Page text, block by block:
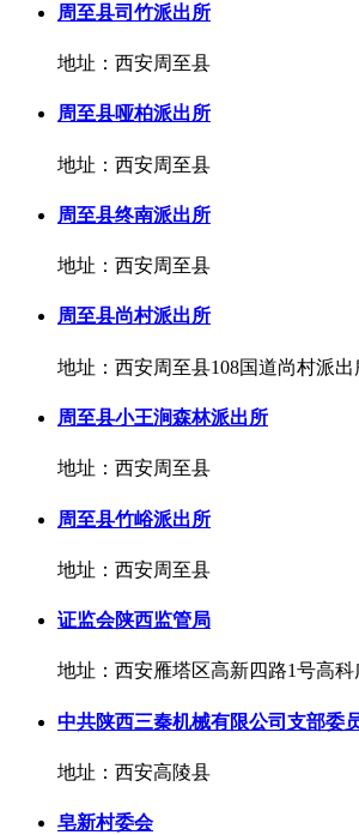
周至县司竹派出所
地址：西安周至县
周至县哑柏派出所
地址：西安周至县
周至县终南派出所
地址：西安周至县
周至县尚村派出所
地址：西安周至县108国道尚村派出
周至县小王涧森林派出所
地址：西安周至县
周至县竹峪派出所
地址：西安周至县
证监会陕西监管局
地址：西安雁塔区高新四路1号高科
中共陕西三秦机械有限公司支部委
地址：西安高陵县
皂新村委会